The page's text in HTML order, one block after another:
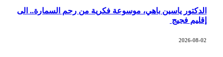
الدكتور ياسين باهي، موسوعة فكرية من رحم السمارة.. الى
إقليم فجيج
2026-08-02